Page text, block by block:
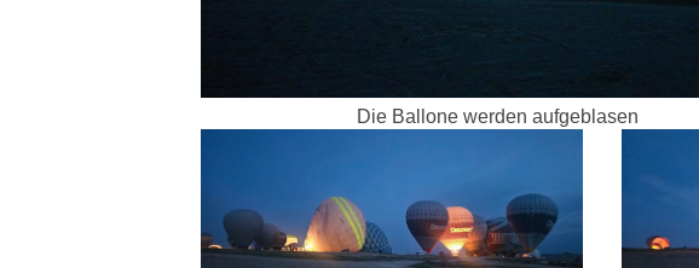
Die Ballone werden aufgeblasen